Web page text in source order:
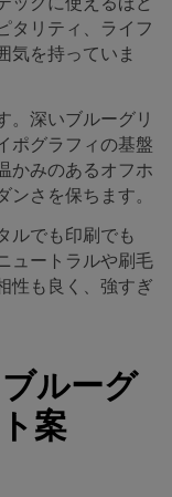
タリティ、ライフ
気を持っていま
。深いブルーグリ
ポグラフィの基盤
かみのあるオフホ
さを保ちます。
ルでも印刷でも
ュートラルや刷毛
性も良く、強すぎ
ルーグ
案